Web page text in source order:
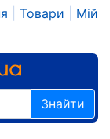
Товари
Мій
Знайти